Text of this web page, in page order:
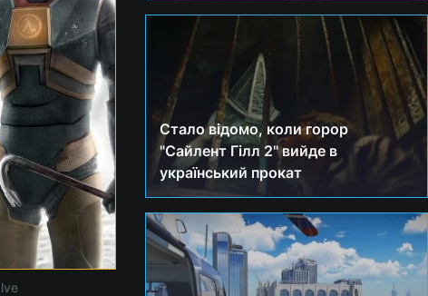
Стало відомо, коли горор
"Сайлент Гілл 2" вийде в
український прокат